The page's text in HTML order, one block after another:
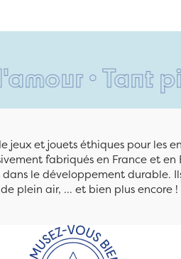
• Tant pis
jeux et jouets éthiques pour les
fabriqués en France et
le développement durable.
plein air, ... et bien plus encore !